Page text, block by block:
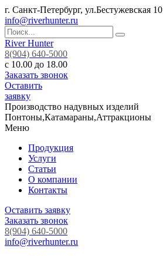
г. Санкт-Петербург, ул.Бестужевская 10
info@riverhunter.ru
River Hunter
8(904) 640-5000
с 10.00 до 18.00
Заказать звонок
Оставить
заявку
Производство надувных изделий
Понтоны,Катамараны,Аттракционы
Меню
Продукция
Услуги
Статьи
О компании
Контакты
Оставить заявку
Заказать звонок
8(904) 640-5000
info@riverhunter.ru